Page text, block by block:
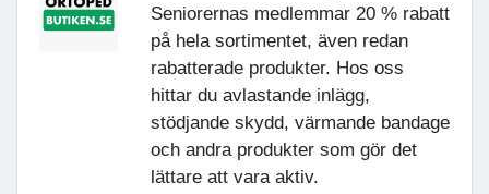
Seniorernas medlemmar 20 % rabatt
på hela sortimentet, även redan
rabatterade produkter. Hos oss
hittar du avlastande inlägg,
stödjande skydd, värmande bandage
och andra produkter som gör det
lättare att vara aktiv.